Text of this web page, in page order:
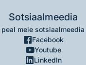
Sotsiaalmeedia
meie
Facebook
Youtube
LinkedIn